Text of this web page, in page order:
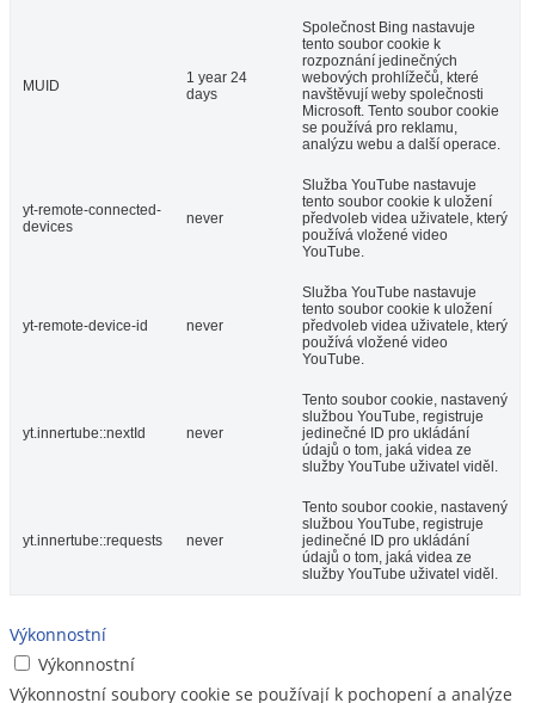
MUID
1 year 24
days
Společnost Bing nastavuje
tento soubor cookie k
rozpoznání jedinečných
webových prohlížečů, které
navštěvují weby společnosti
Microsoft. Tento soubor cookie
se používá pro reklamu,
analýzu webu a další operace.
yt-remote-connected-
devices
never
Služba YouTube nastavuje
tento soubor cookie k uložení
předvoleb videa uživatele, který
používá vložené video
YouTube.
yt-remote-device-id never
Služba YouTube nastavuje
tento soubor cookie k uložení
předvoleb videa uživatele, který
používá vložené video
YouTube.
yt.innertube::nextId never
Tento soubor cookie, nastavený
službou YouTube, registruje
jedinečné ID pro ukládání
údajů o tom, jaká videa ze
služby YouTube uživatel viděl.
yt.innertube::requests never
Tento soubor cookie, nastavený
službou YouTube, registruje
jedinečné ID pro ukládání
údajů o tom, jaká videa ze
služby YouTube uživatel viděl.
Výkonnostní
Výkonnostní
Výkonnostní soubory cookie se používají k pochopení a analýze